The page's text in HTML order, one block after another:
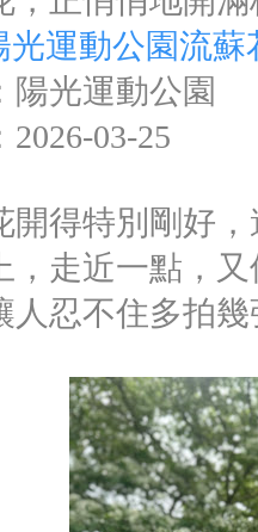
光運動公園流蘇
陽光運動公園
03-25
開得特別剛好
，走近一點，
忍不住多拍幾